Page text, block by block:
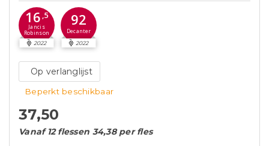
16 ,5
Jancis
Robinson
2022
92
Decanter
2022
Op verlanglijst
Beperkt beschikbaar
37,50
Vanaf 12 flessen 34,38 per fles